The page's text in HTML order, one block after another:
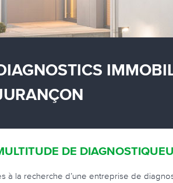
DE
à la recherche d’une entreprise de